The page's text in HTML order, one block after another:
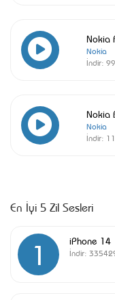
Nokia
Nokia
İndir:
Nokia
Nokia
İndir:
En İyi 5 Zil Sesleri
1 iPhone 14
İndir: